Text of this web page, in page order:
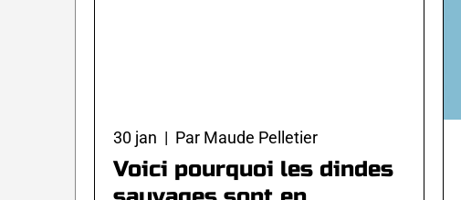
30 jan | Par Maude Pelletier
Voici pourquoi les dindes